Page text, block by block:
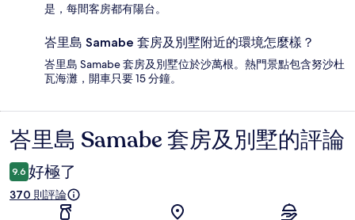
是，每間客房都有陽台。
峇里島 Samabe 套房及別墅附近的環境怎麼樣？
峇里島 Samabe 套房及別墅位於沙萬根。熱門景點包含努沙杜
瓦海灘，開車只要 15 分鐘。
評
論
峇里島 Samabe 套房及別墅的評論
9.6 好極了
370 則評論